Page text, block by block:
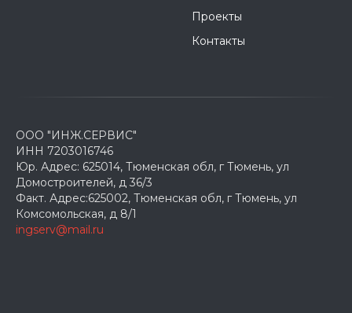
Проекты
Контакты
ООО "ИНЖ.СЕРВИС"
ИНН 7203016746
Юр. Адрес: 625014, Тюменская обл, г Тюмень, ул
Домостроителей, д 36/3
Факт. Адрес:625002, Тюменская обл, г Тюмень, ул
Комсомольская, д 8/1
ingserv@mail.ru